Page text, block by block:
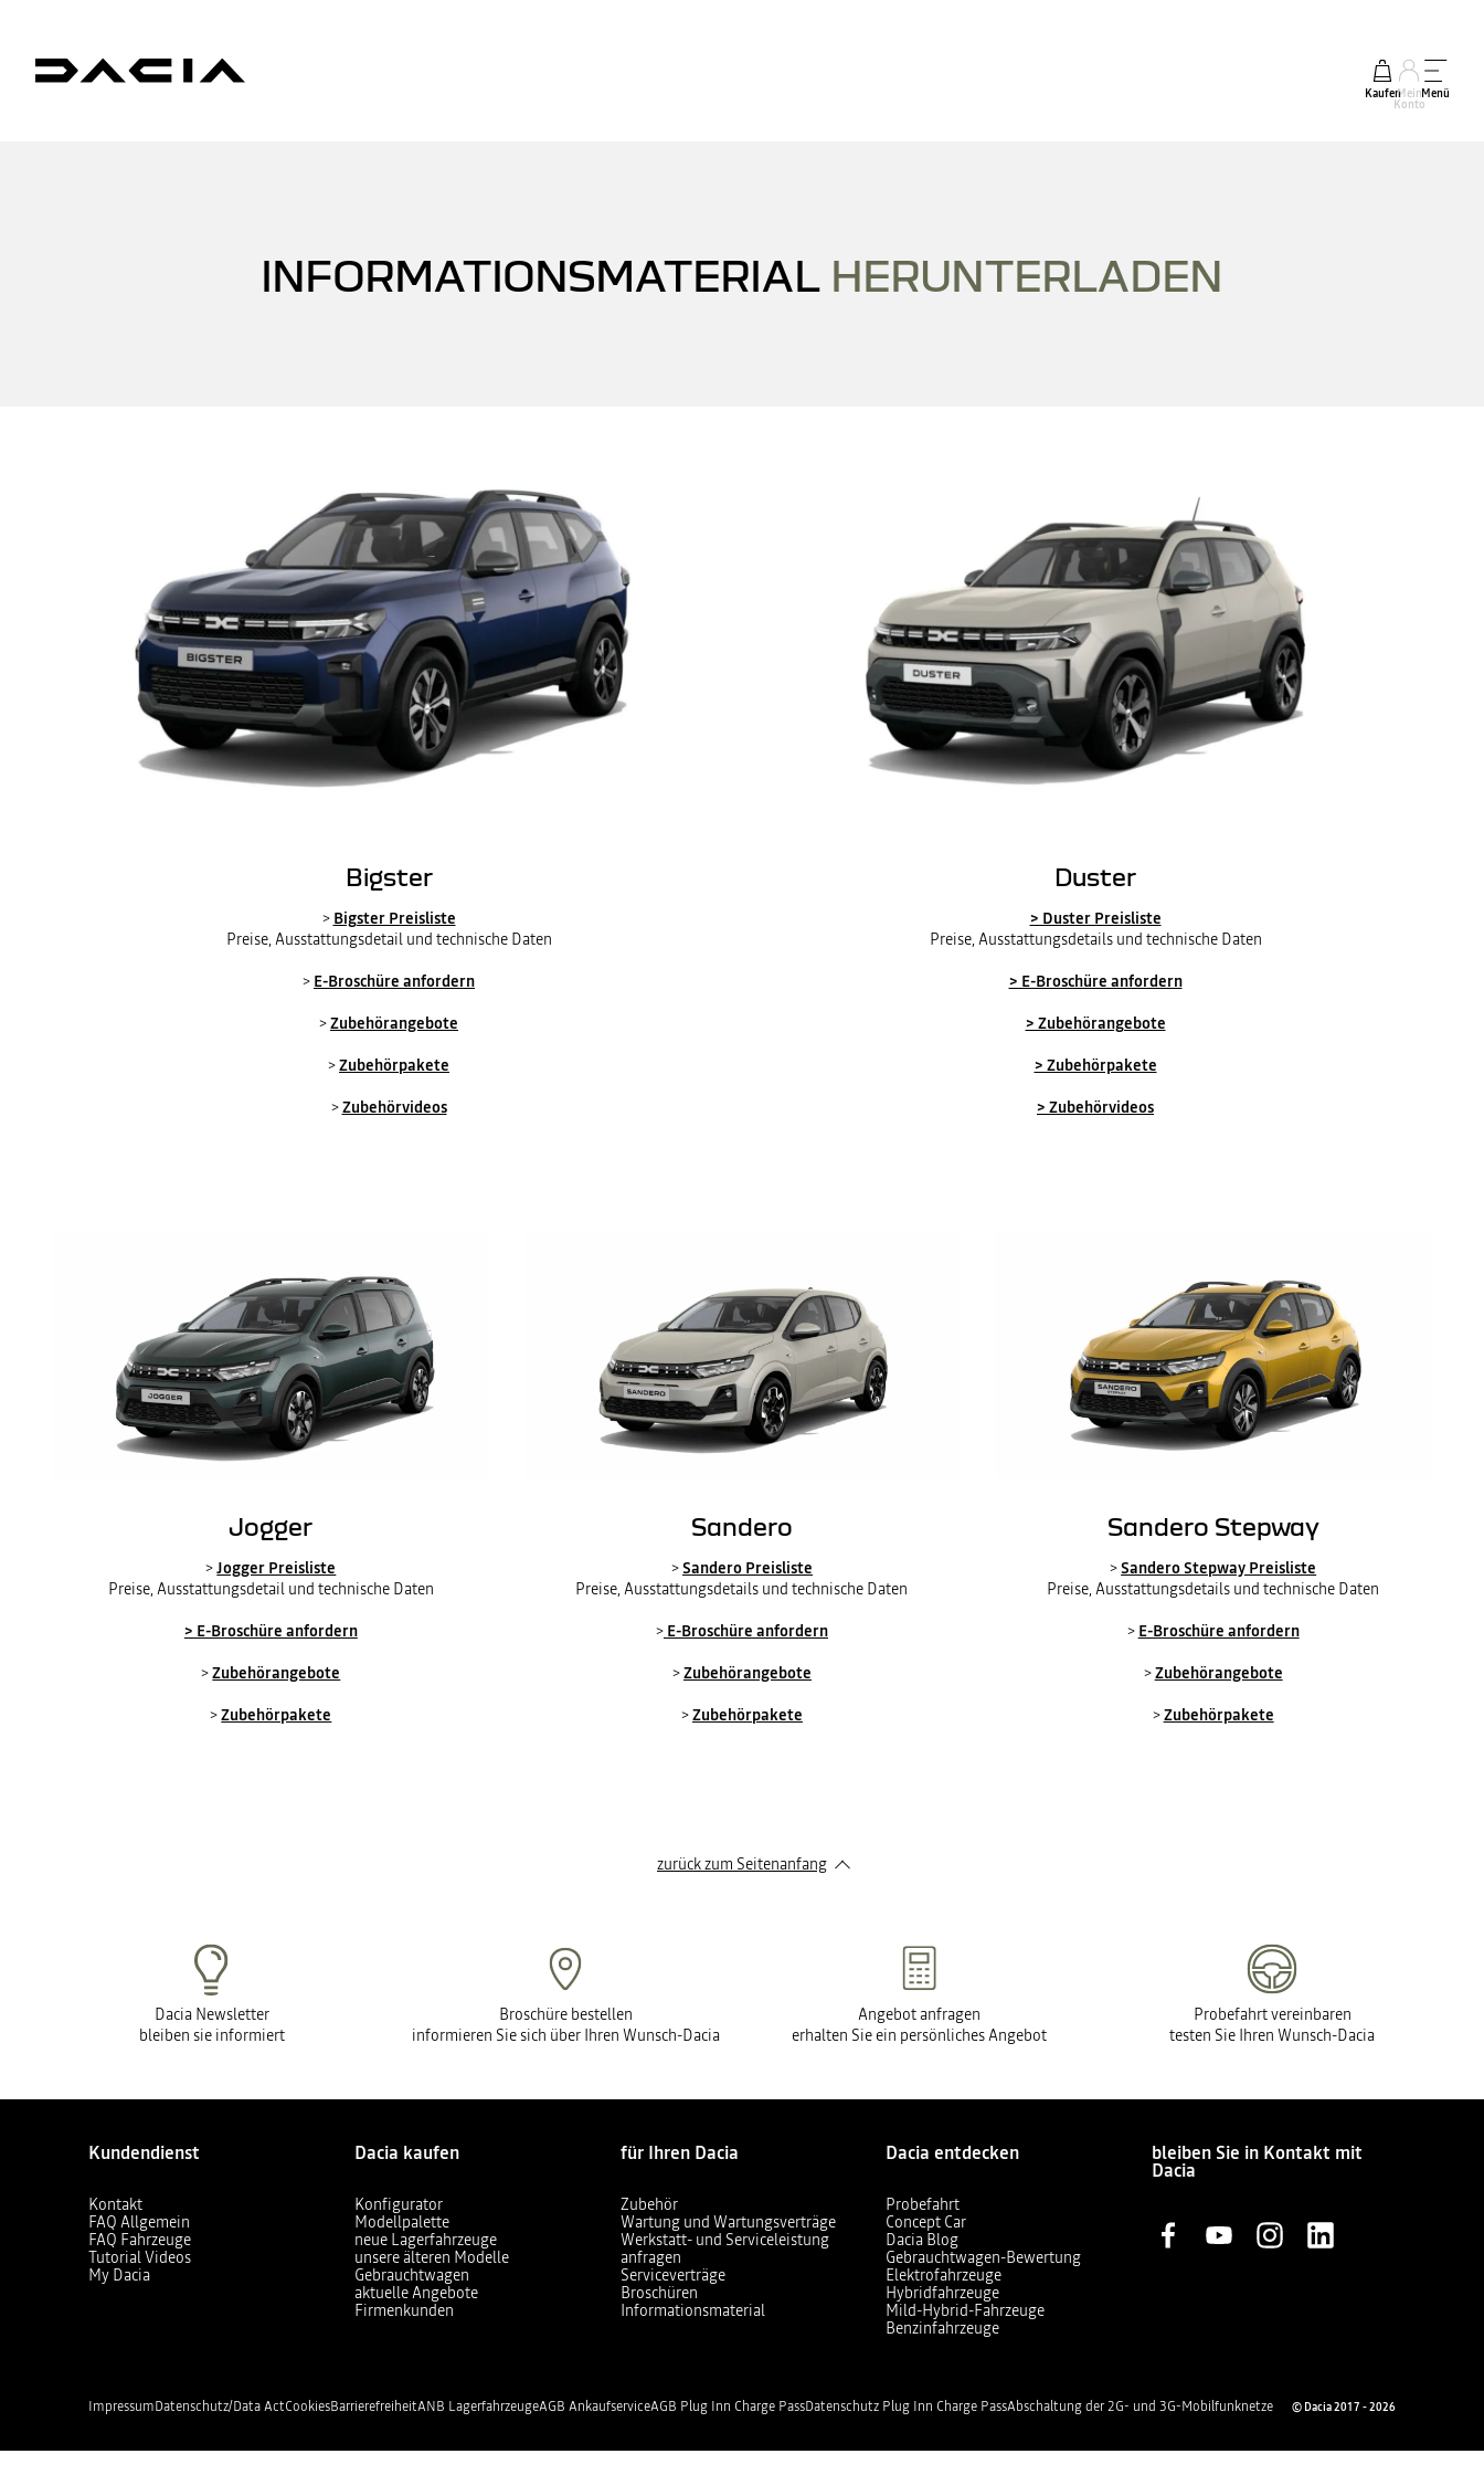
KaufenMein
Konto
Menü
INFORMATIONSMATERIAL HERUNTERLADEN
Bigster
> Bigster Preisliste
Preise, Ausstattungsdetail und technische Daten
> E-Broschüre anfordern
>Zubehörangebote
>Zubehörpakete
>Zubehörvideos
Duster
> Duster Preisliste
Preise, Ausstattungsdetails und technische Daten
> E-Broschüre anfordern
> Zubehörangebote
> Zubehörpakete
> Zubehörvideos
Jogger
>Jogger Preisliste
Preise, Ausstattungsdetail und technische Daten
> E-Broschüre anfordern
>Zubehörangebote
>Zubehörpakete
Sandero
>Sandero Preisliste
Preise, Ausstattungsdetails und technische Daten
>E-Broschüre anfordern
>Zubehörangebote
>Zubehörpakete
Sandero Stepway
>Sandero Stepway Preisliste
Preise, Ausstattungsdetails und technische Daten
> E-Broschüre anfordern
>Zubehörangebote
>Zubehörpakete
zurück zum Seitenanfang
Dacia Newsletter
bleiben sie informiert
Broschüre bestellen
informieren Sie sich über Ihren Wunsch-Dacia
Angebot anfragen
erhalten Sie ein persönliches Angebot
Probefahrt vereinbaren
testen Sie Ihren Wunsch-Dacia
Kundendienst
Kontakt
FAQ Allgemein
FAQ Fahrzeuge
Tutorial Videos
My Dacia
Dacia kaufen
Konfigurator
Modellpalette
neue Lagerfahrzeuge
unsere älteren Modelle
Gebrauchtwagen
aktuelle Angebote
Firmenkunden
für Ihren Dacia
Zubehör
Wartung und Wartungsverträge
Werkstatt- und Serviceleistung
anfragen
Serviceverträge
Broschüren
Informationsmaterial
Dacia entdecken
Probefahrt
Concept Car
Dacia Blog
Gebrauchtwagen-Bewertung
Elektrofahrzeuge
Hybridfahrzeuge
Mild-Hybrid-Fahrzeuge
Benzinfahrzeuge
bleiben Sie in Kontakt mit
Dacia
ImpressumDatenschutz/Data ActCookiesBarrierefreiheitANB LagerfahrzeugeAGB AnkaufserviceAGB Plug Inn Charge PassDatenschutz Plug Inn Charge PassAbschaltung der 2G- und 3G-Mobilfunknetze © Dacia 2017 - 2026